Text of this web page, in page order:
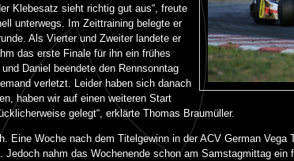
Klebesatz sieht richtig gut aus“, freute
unterwegs. Im Zeittraining belegte er
Als Vierter und Zweiter landete er
das erste Finale für ihn ein frühes
Daniel beendete den Rennsonntag
verletzt. Leider haben sich danach
haben wir auf einen weiteren Start
gelegt“, erklärte Thomas Braumüller.
Eine Woche nach dem Titelgewinn in der ACV German Vega
nahm das Wochenende schon am Samstagmittag ein